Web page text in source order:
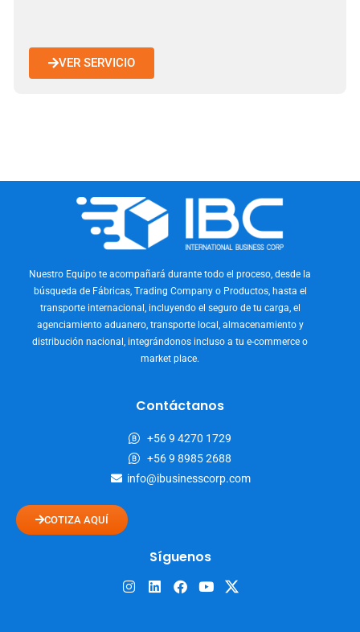
VER SERVICIO
Nuestro Equipo te acompañará durante todo el proceso, desde la
búsqueda de Fábricas, Trading Company o Productos, hasta el
transporte internacional, incluyendo el seguro de tu carga, el
agenciamiento aduanero, transporte local, almacenamiento y
distribución nacional, integrándonos incluso a tu e-commerce o
market place.
Contáctanos
+56 9 4270 1729
+56 9 8985 2688
info@ibusinesscorp.com
COTIZA AQUÍ
Síguenos